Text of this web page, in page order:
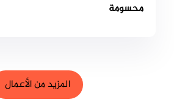
محسومة
المزيد من الأعمال